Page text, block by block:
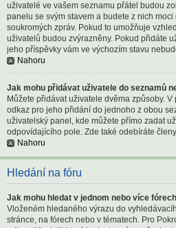
uživatelé ve vašem seznamu přátel budou
panelu se svým stavem a budete z nich
soukromých zpráv. Pokud to umožňuje
uživatelů budou zvýrazněny. Pokud přidáte
jeho příspěvky vám ve výchozím stavu
Nahoru
Jak mohu přidávat uživatele do seznamů
Můžete přidávat uživatele dvěma způsoby.
odkaz pro jeho přidání do jednoho z obou
uživatelský panel, kde můžete přímo zadat
odpovídajícího pole. Zde také odebíráte
Nahoru
Hledání na fóru
Jak mohu hledat v jednom nebo více
Vloženém hledaného výrazu do
stránce, na fórech nebo v tématech. Pro